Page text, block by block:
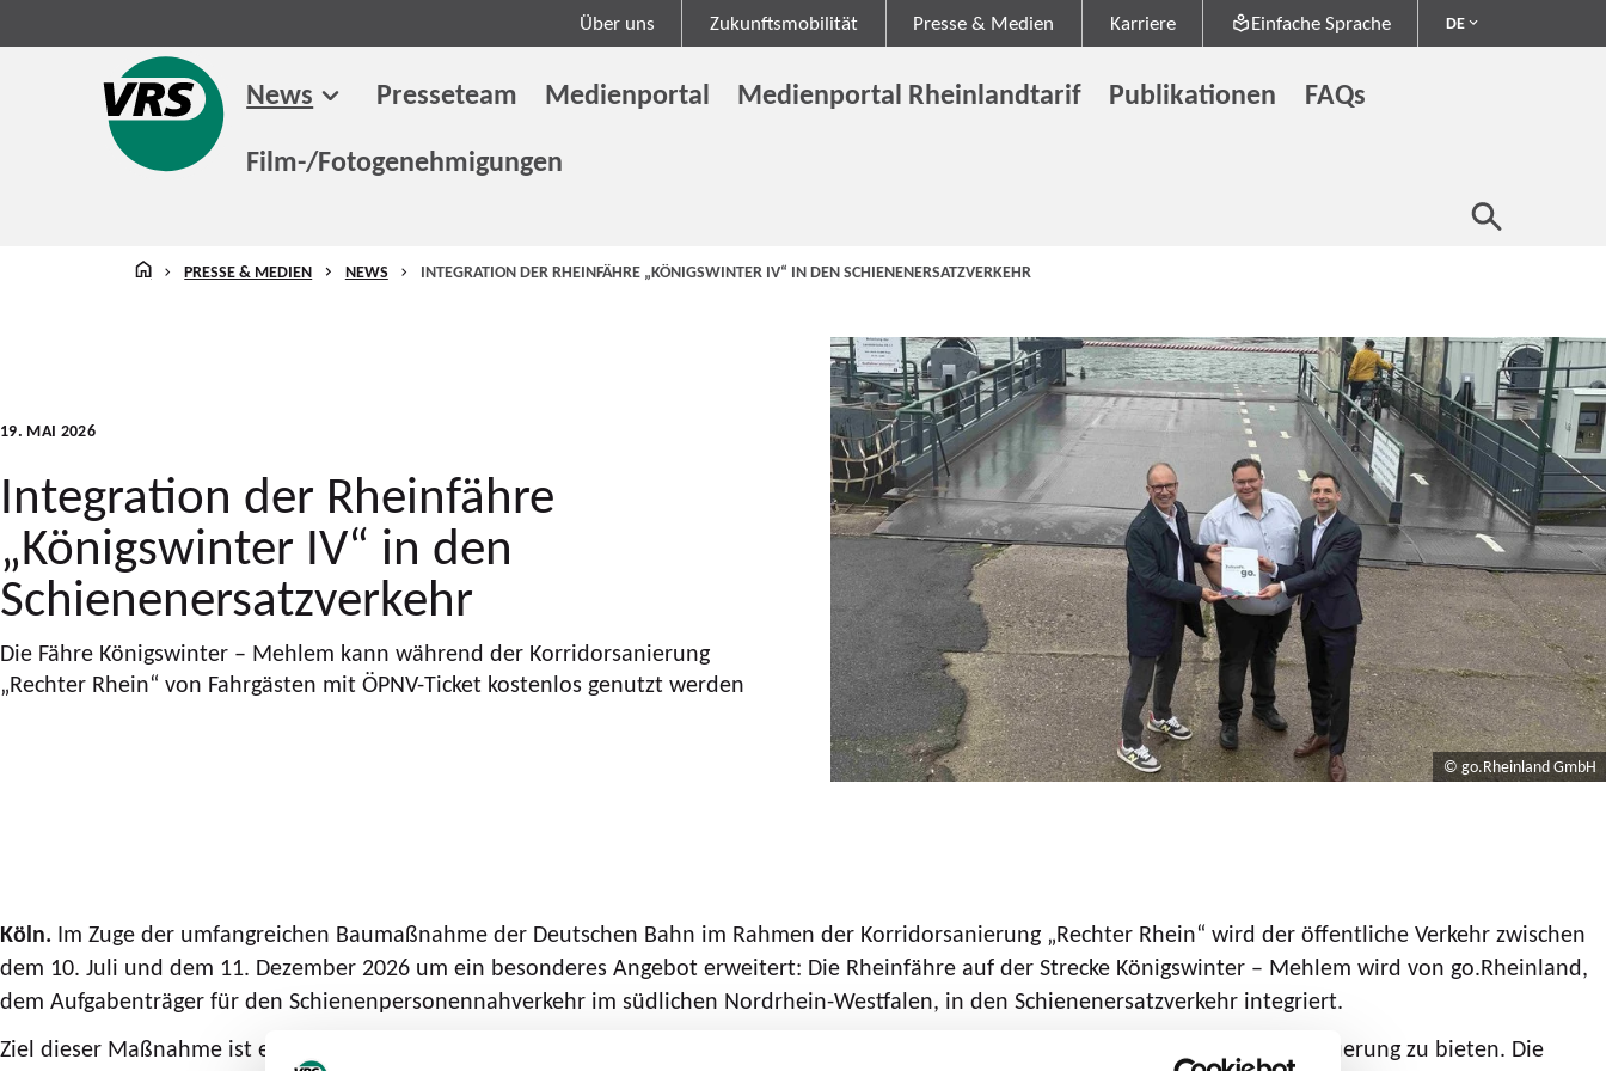
Über uns Zukunftsmobilität Presse & Medien Karriere Einfache Sprache DE
News Presseteam Medienportal Medienportal Rheinlandtarif Publikationen
FAQs
Film-/Fotogenehmigungen
STARTSEITE
PRESSE & MEDIEN NEWS INTEGRATION DER RHEINFÄHRE „KÖNIGSWINTER IV“ IN DEN SCHIENENERSATZVERKEHR
19. MAI 2026
Integration der Rheinfähre
„Königswinter IV“ in den
Schienenersatzverkehr
Die Fähre Königswinter – Mehlem kann während der Korridorsanierung
„Rechter Rhein“ von Fahrgästen mit ÖPNV-Ticket kostenlos genutzt werden
© go.Rheinland GmbH
Köln. Im Zuge der umfangreichen Baumaßnahme der Deutschen Bahn im Rahmen der Korridorsanierung „Rechter Rhein“ wird der öffentliche Verkehr zwischen
dem 10. Juli und dem 11. Dezember 2026 um ein besonderes Angebot erweitert: Die Rheinfähre auf der Strecke Königswinter – Mehlem wird von go.Rheinland,
dem Aufgabenträger für den Schienenpersonennahverkehr im südlichen Nordrhein-Westfalen, in den Schienenersatzverkehr integriert.
Ziel dieser Maßnahme ist es, den Fahrgästen während der Bauphase eine zuverlässige und gleichzeitig flexible Möglichkeit zur Rheinquerung zu bieten. Die